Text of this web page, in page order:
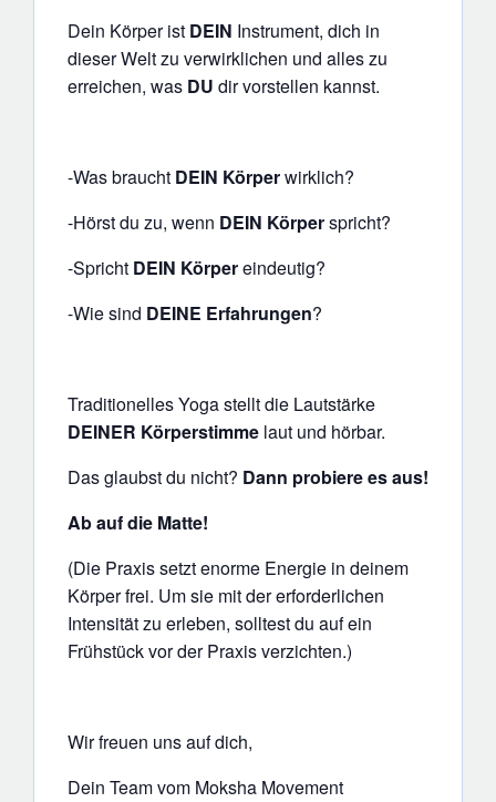
Dein Körper ist DEIN Instrument, dich in
dieser Welt zu verwirklichen und alles zu
erreichen, was DU dir vorstellen kannst.
-Was braucht DEIN Körperwirklich?
-Hörst du zu, wenn DEIN Körperspricht?
-Spricht DEIN Körpereindeutig?
-Wie sind DEINE Erfahrungen?
Traditionelles Yoga stellt die Lautstärke
DEINER Körperstimme laut und hörbar.
Das glaubst du nicht? Dann probiere es aus!
Ab auf die Matte!
(Die Praxis setzt enorme Energie in deinem
Körper frei. Um sie mit der erforderlichen
Intensität zu erleben, solltest du auf ein
Frühstück vor der Praxis verzichten.)
Wir freuen uns auf dich,
Dein Team vom Moksha Movement